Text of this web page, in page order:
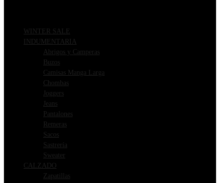
WINTER SALE
INDUMENTARIA
Abrigos y Camperas
Buzos
Camisas Manga Larga
Chombas
Joggers
Jeans
Pantalones
Remeras
Sacos
Sastrería
Sweater
CALZADO
Zapatillas